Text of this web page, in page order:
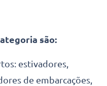
são:
estivadores,
de embarcações,